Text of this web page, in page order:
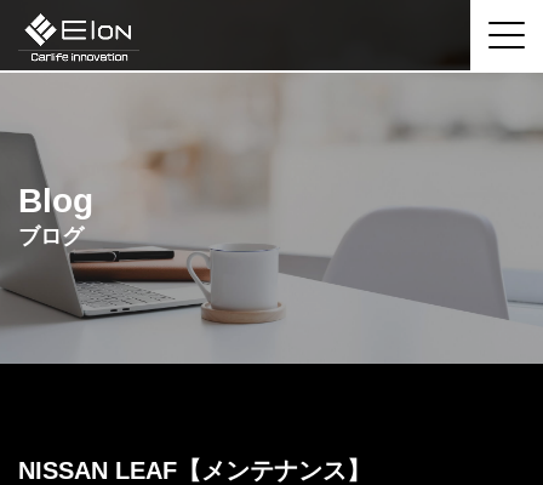
Blog
ブログ
NISSAN LEAF【メンテナンス】